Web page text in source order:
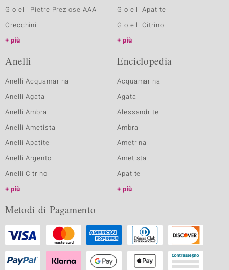
Gioielli Pietre Preziose AAA
Orecchini
più
Gioielli Apatite
Gioielli Citrino
più
Anelli
Anelli Acquamarina
Anelli Agata
Anelli Ambra
Anelli Ametista
Anelli Apatite
Anelli Argento
Anelli Citrino
più
Enciclopedia
Acquamarina
Agata
Alessandrite
Ambra
Ametrina
Ametista
Apatite
più
Metodi di Pagamento